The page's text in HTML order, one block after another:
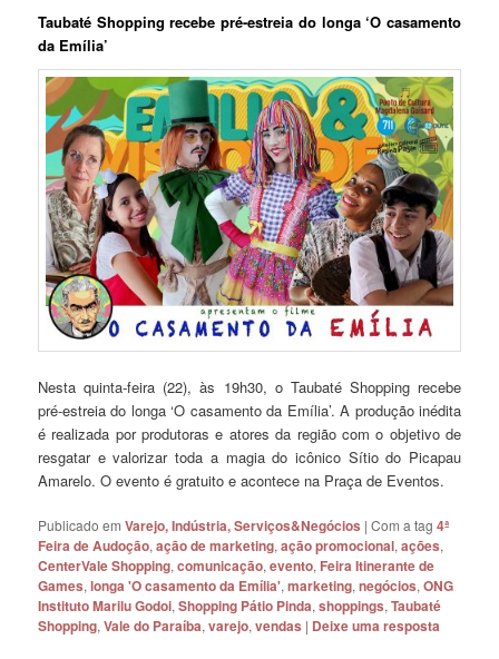
Taubaté Shopping recebe pré-estreia do longa ‘O casamento
da Emília’
Nesta quinta-feira (22), às 19h30, o Taubaté Shopping recebe
pré-estreia do longa ‘O casamento da Emília’. A produção inédita
é realizada por produtoras e atores da região com o objetivo de
resgatar e valorizar toda a magia do icônico Sítio do Picapau
Amarelo. O evento é gratuito e acontece na Praça de Eventos.
Publicado em Varejo, Indústria, Serviços&Negócios |Com a tag4ª
Feira de Audoção,ação de marketing,ação promocional,ações,
CenterVale Shopping,comunicação,evento, Feira Itinerante de
Games,longa 'O casamento da Emília',marketing,negócios,ONG
Instituto Marilu Godoi,Shopping Pátio Pinda,shoppings,Taubaté
Shopping,Vale do Paraíba,varejo,vendas | Deixe uma resposta